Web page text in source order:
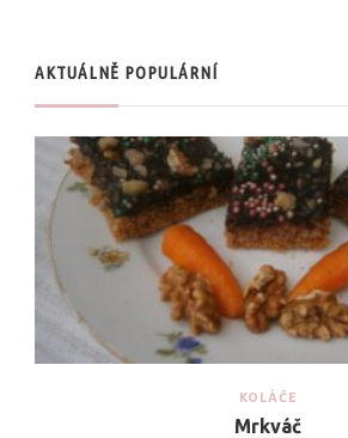
AKTUÁLNĚ POPULÁRNÍ
KOLÁČE
Mrkváč